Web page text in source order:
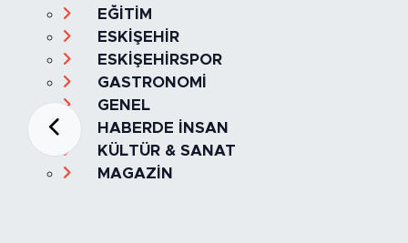
EĞİTİM
ESKİŞEHİR
ESKİŞEHİRSPOR
GASTRONOMİ
GENEL
HABERDE İNSAN
KÜLTÜR & SANAT
MAGAZİN